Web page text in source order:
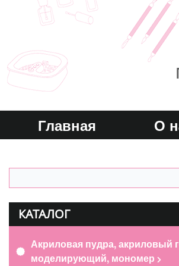
Главная О
КАТАЛОГ
Акриловая пудра, акриловый
моделирующий, мономер